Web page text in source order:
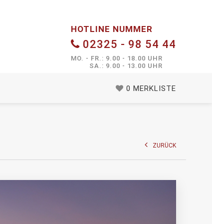
0 MERKLISTE
HOTLINE NUMMER
02325 - 98 54 44
MO. - FR.: 9.00 - 18.00 UHR
SA.: 9.00 - 13.00 UHR
ZURÜCK